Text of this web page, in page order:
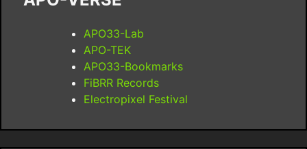
APO33-Lab
APO-TEK
APO33-Bookmarks
FiBRR Records
Electropixel Festival